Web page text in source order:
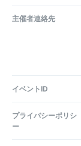
主催者連絡先
イベントID
プライバシーポリシ
ー